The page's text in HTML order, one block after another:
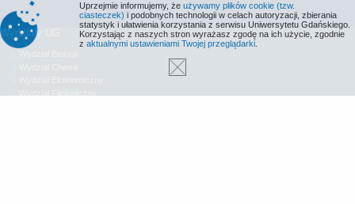
Wydziały UG
Uprzejmie informujemy, że używamy plików cookie (tzw.
ciasteczek) i podobnych technologii w celach autoryzacji, zbierania
statystyk i ułatwienia korzystania z serwisu Uniwersytetu Gdańskiego.
Korzystając z naszych stron wyrażasz zgodę na ich użycie, zgodnie
z aktualnymi ustawieniami Twojej przeglądarki